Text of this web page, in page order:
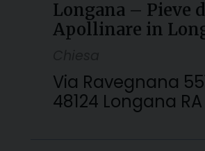
Longana – Pieve
Apollinare in
Via Ravegnana
48124 Longana RA